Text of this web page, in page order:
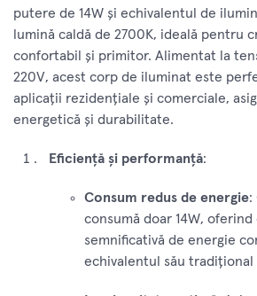
putere de 14W și echivalentul de
lumină caldă de 2700K, ideală pentru
confortabil și primitor. Alimentat la
220V, acest corp de iluminat este
aplicații rezidențiale și comerciale,
energetică și durabilitate.
Eficiență și performanță:
Consum redus de energie:
consumă doar 14W,
semnificativă de energie
echivalentul său tradițional